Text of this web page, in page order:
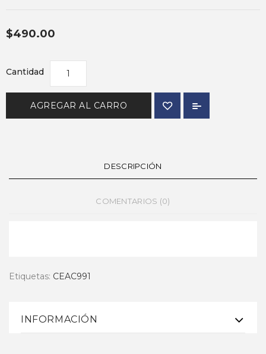
$490.00
Cantidad
AGREGAR AL CARRO
DESCRIPCIÓN
COMENTARIOS (0)
Etiquetas: CEAC991
INFORMACIÓN